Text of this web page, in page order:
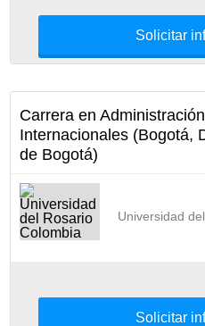
Solicitar
Carrera en
Internacionales (Bogotá,
de Bogotá)
Universidad
Solicitar